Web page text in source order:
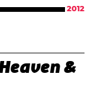
2012
&